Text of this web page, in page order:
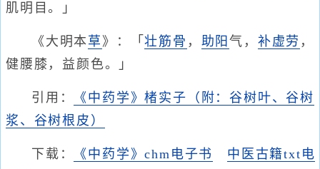
肌明目。」
《大明本草 》：「壮筋骨 ， 助阳气， 补虚劳 ，
健腰膝，益颜色。」
引用：
《中药学》楮实子（附：谷树叶、谷树
浆、谷树根皮）
下载： 《中药学》chm电子书
中医古籍txt电